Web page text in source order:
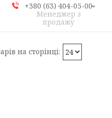
+380 (63) 404-05-00
Менеджер з
продажу